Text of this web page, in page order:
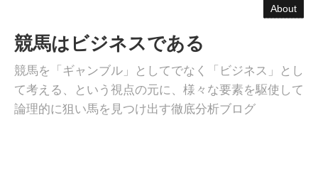
About
競馬はビジネスである
競馬を「ギャンブル」としてでなく「ビジネス」とし
て考える、という視点の元に、様々な要素を駆使して
論理的に狙い馬を見つけ出す徹底分析ブログ